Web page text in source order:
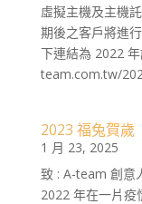
虛擬主機及主機
期後之客戶將進
下連結為 2022
team.com.tw/
2023 福兔賀歲
1 月 23, 2025
致 : A-team 創意
2022 年在一片疫